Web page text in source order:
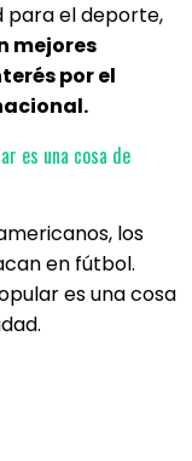
para el deporte,
mejores
por el
es una cosa de
los
en fútbol.
es una cosa